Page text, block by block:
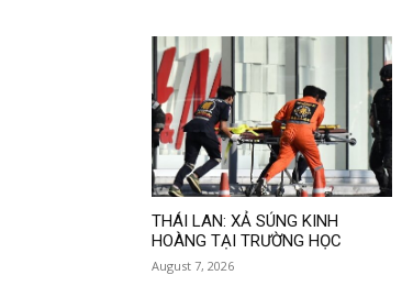
THÁI LAN: XẢ SÚNG KINH
HOÀNG TẠI TRƯỜNG HỌC
August 7, 2026